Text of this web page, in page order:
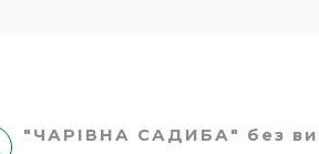
"ЧАРІВНА САДИБА" без